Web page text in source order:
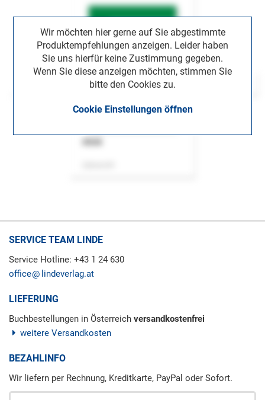
Wir möchten hier gerne auf Sie abgestimmte
Produktempfehlungen anzeigen. Leider haben
Sie uns hierfür keine Zustimmung gegeben.
Wenn Sie diese anzeigen möchten, stimmen Sie
bitte den Cookies zu.
Cookie Einstellungen öffnen
SERVICE TEAM LINDE
Service Hotline: +43 1 24 630
office
lindeverlag.at
LIEFERUNG
Buchbestellungen in Österreich versandkostenfrei
weitere Versandkosten
BEZAHLINFO
Wir liefern per Rechnung, Kreditkarte, PayPal oder Sofort.